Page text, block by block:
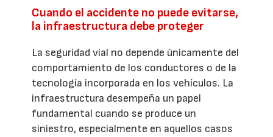
Cuando el accidente no puede evitarse,
la infraestructura debe proteger
La seguridad vial no depende únicamente del
comportamiento de los conductores o de la
tecnología incorporada en los vehículos. La
infraestructura desempeña un papel
fundamental cuando se produce un
siniestro, especialmente en aquellos casos